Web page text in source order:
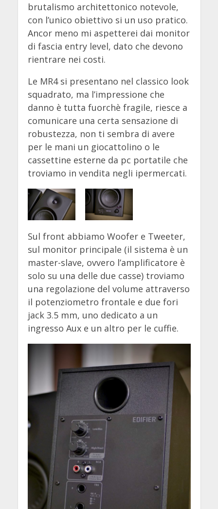
brutalismo architettonico notevole,
con l’unico obiettivo si un uso pratico.
Ancor meno mi aspetterei dai monitor
di fascia entry level, dato che devono
rientrare nei costi.
Le MR4 si presentano nel classico look
squadrato, ma l’impressione che
danno è tutta fuorchè fragile, riesce a
comunicare una certa sensazione di
robustezza, non ti sembra di avere
per le mani un giocattolino o le
cassettine esterne da pc portatile che
troviamo in vendita negli ipermercati.
Sul front abbiamo Woofer e Tweeter,
sul monitor principale (il sistema è un
master-slave, ovvero l’amplificatore è
solo su una delle due casse) troviamo
una regolazione del volume attraverso
il potenziometro frontale e due fori
jack 3.5 mm, uno dedicato a un
ingresso Aux e un altro per le cuffie.